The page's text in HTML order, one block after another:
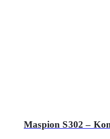
Maspion S302 –